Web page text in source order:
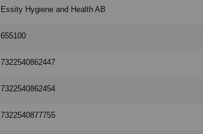
Essity Hygiene and Health AB
655100
7322540862447
7322540862454
7322540877755